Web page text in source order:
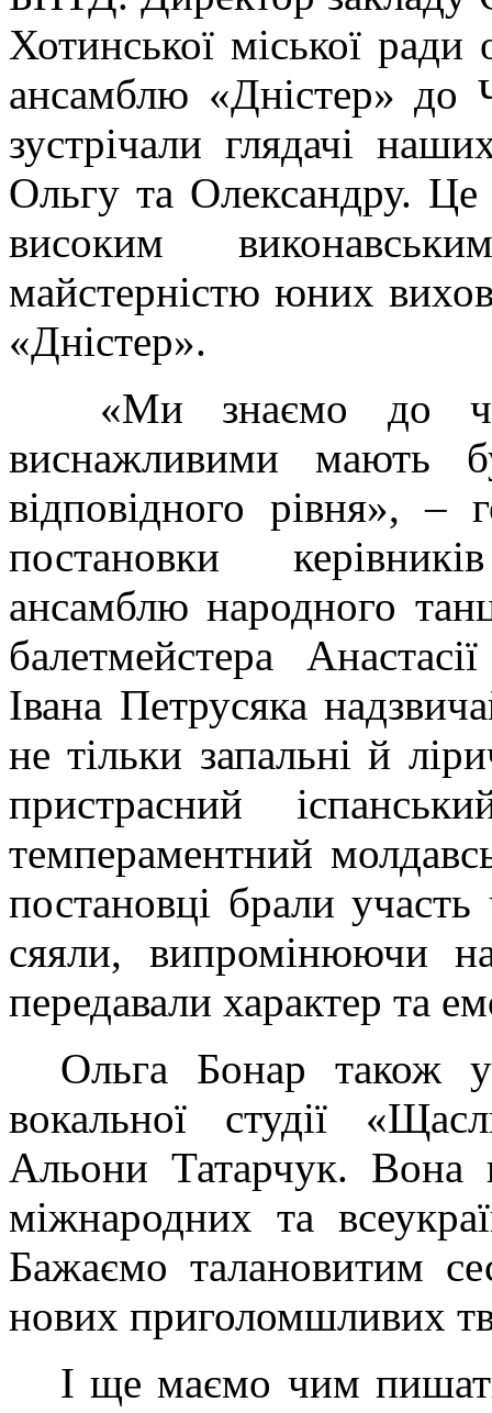
Хотинської міської ради
ансамблю «Дністер» до
зустрічали глядачі
Ольгу та Олександру. Це
високим
майстерністю юних
«Дністер».
«Ми знаємо до
виснажливими мають
відповідного рівня», –
постановки
ансамблю народного
балетмейстера
Івана Петрусяка
не тільки запальні й
пристрасний
темпераментний
постановці брали участь
сяяли, випромінюючи
передавали характер та
Ольга Бонар також
вокальної студії
Альони Татарчук. Вона
міжнародних та
Бажаємо талановитим
нових приголомшливих
І ще маємо чим